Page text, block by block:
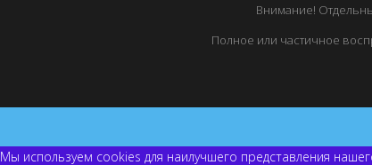
Внимание!
Полное или частичное
Мы используем cookies для наилучшего представления